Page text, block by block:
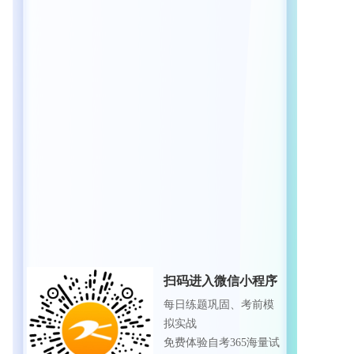
扫码进入微信小程序
每日练题巩固、考前模
拟实战
免费体验自考365海量试